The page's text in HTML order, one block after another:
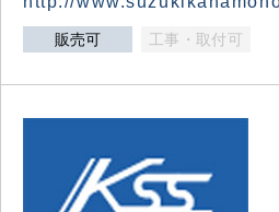
販売可 工事・取付可